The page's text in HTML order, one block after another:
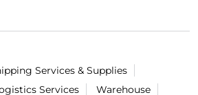
Services & Supplies
Services
Warehouse